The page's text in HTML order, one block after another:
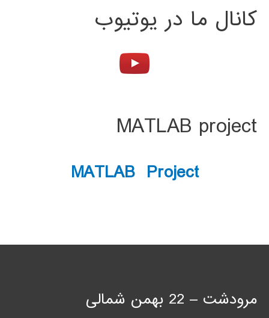
کانال ما در یوتیوب
MATLAB project
MATLAB Project
مرودشت – 22 بهمن شمالی